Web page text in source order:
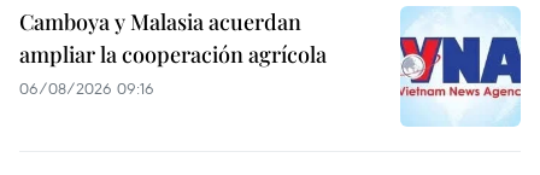
Camboya y Malasia acuerdan
ampliar la cooperación agrícola
06/08/2026 09:16